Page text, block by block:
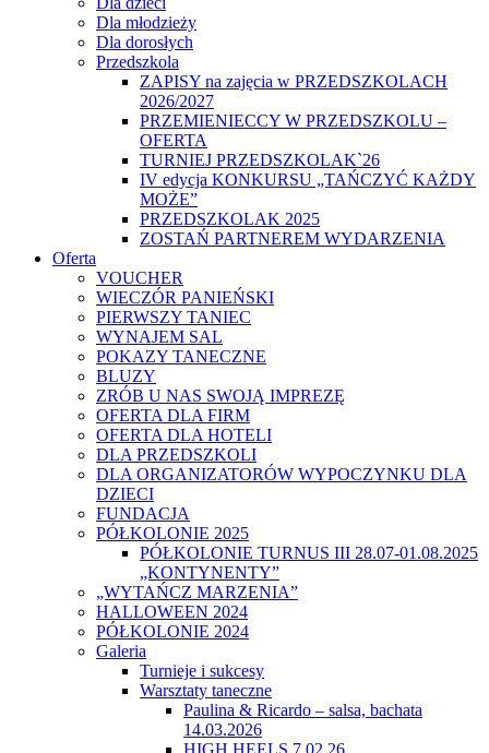
Dla młodzieży
Dla dorosłych
Przedszkola
ZAPISY na zajęcia w PRZEDSZKOLACH
2026/2027
PRZEMIENIECCY W PRZEDSZKOLU –
OFERTA
TURNIEJ PRZEDSZKOLAK`26
IV edycja KONKURSU „TAŃCZYĆ KAŻDY
MOŻE”
PRZEDSZKOLAK 2025
ZOSTAŃ PARTNEREM WYDARZENIA
Oferta
VOUCHER
WIECZÓR PANIEŃSKI
PIERWSZY TANIEC
WYNAJEM SAL
POKAZY TANECZNE
BLUZY
ZRÓB U NAS SWOJĄ IMPREZĘ
OFERTA DLA FIRM
OFERTA DLA HOTELI
DLA PRZEDSZKOLI
DLA ORGANIZATORÓW WYPOCZYNKU DLA
DZIECI
FUNDACJA
PÓŁKOLONIE 2025
PÓŁKOLONIE TURNUS III 28.07-01.08.2025
„KONTYNENTY”
„WYTAŃCZ MARZENIA”
HALLOWEEN 2024
PÓŁKOLONIE 2024
Galeria
Turnieje i sukcesy
Warsztaty taneczne
Paulina & Ricardo – salsa, bachata
14.03.2026